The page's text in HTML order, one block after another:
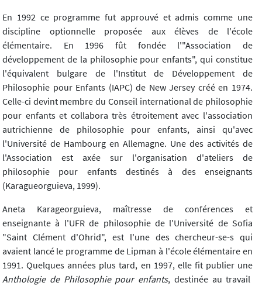
En 1992 ce programme fut approuvé et admis comme une
discipline optionnelle proposée aux élèves de l'école
élémentaire. En 1996 fût fondée l'"Association de
développement de la philosophie pour enfants", qui constitue
l'équivalent bulgare de l'Institut de Développement de
Philosophie pour Enfants (IAPC) de New Jersey créé en 1974.
Celle-ci devint membre du Conseil international de philosophie
pour enfants et collabora très étroitement avec l'association
autrichienne de philosophie pour enfants, ainsi qu'avec
l'Université de Hambourg en Allemagne. Une des activités de
l'Association est axée sur l'organisation d'ateliers de
philosophie pour enfants destinés à des enseignants
(Karagueorguieva, 1999).
Aneta Karageorguieva, maîtresse de conférences et
enseignante à l'UFR de philosophie de l'Université de Sofia
"Saint Clément d'Ohrid", est l'une des chercheur-se-s qui
avaient lancé le programme de Lipman à l'école élémentaire en
1991. Quelques années plus tard, en 1997, elle fit publier une
Anthologie de Philosophie pour enfants, destinée au travail